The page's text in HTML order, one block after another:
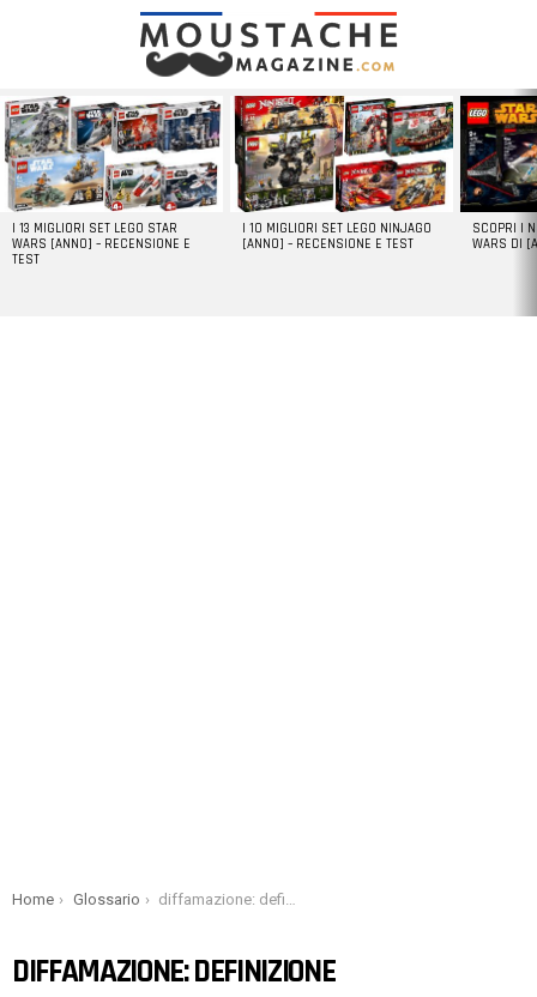
LATEST
STORIES
I 13 MIGLIORI SET LEGO STAR
WARS [ANNO] – RECENSIONE E
TEST
I 10 MIGLIORI SET LEGO NINJAGO
[ANNO] – RECENSIONE E TEST
SCOPRI I
WARS DI
You are here:
Home Glossario diffamazione: definizione
DIFFAMAZIONE: DEFINIZIONE